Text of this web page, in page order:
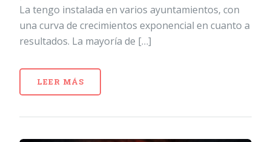
La tengo instalada en varios ayuntamientos, con
una curva de crecimientos exponencial en cuanto a
resultados. La mayoría de […]
LEER MÁS